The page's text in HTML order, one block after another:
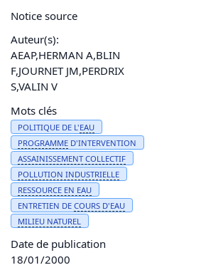
Notice source
Auteur(s):
AEAP,HERMAN A,BLIN
F,JOURNET JM,PERDRIX
S,VALIN V
Mots clés
POLITIQUE DE L'EAU
PROGRAMME D'INTERVENTION
ASSAINISSEMENT COLLECTIF
POLLUTION INDUSTRIELLE
RESSOURCE EN EAU
ENTRETIEN DECOURS D'EAU
MILIEU NATUREL
Date de publication
18/01/2000